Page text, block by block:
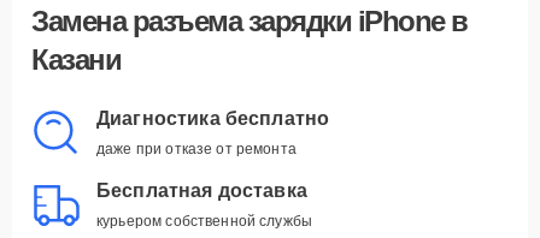
Замена разъема зарядки iPhone в
Казани
Диагностика бесплатно
даже при отказе от ремонта
Бесплатная доставка
курьером собственной службы